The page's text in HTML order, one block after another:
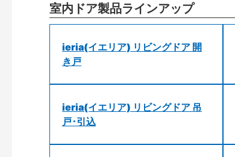
室内ドア製品ラインアップ
ieria(イエリア) リビングドア 開
き戸
ieria(イエリア) リビングドア 吊
戸･引込